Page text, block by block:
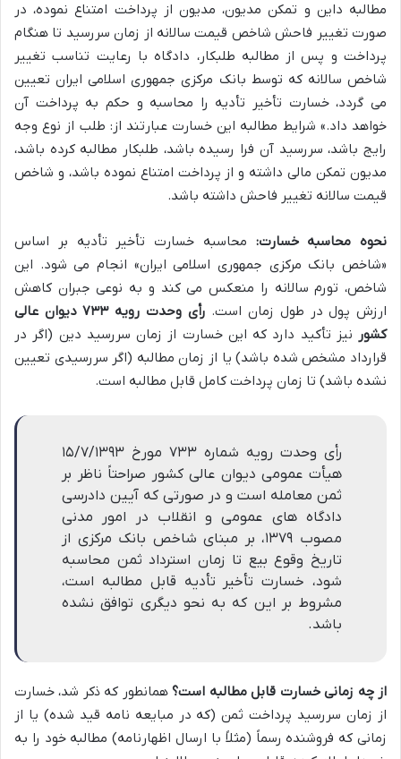
مطالبه داین و تمکن مدیون، مدیون از پرداخت امتناع نموده، در
صورت تغییر فاحش شاخص قیمت سالانه از زمان سررسید تا هنگام
پرداخت و پس از مطالبه طلبکار، دادگاه با رعایت تناسب تغییر
شاخص سالانه که توسط بانک مرکزی جمهوری اسلامی ایران تعیین
می گردد، خسارت تأخیر تأدیه را محاسبه و حکم به پرداخت آن
خواهد داد.» شرایط مطالبه این خسارت عبارتند از: طلب از نوع وجه
رایج باشد، سررسید آن فرا رسیده باشد، طلبکار مطالبه کرده باشد،
مدیون تمکن مالی داشته و از پرداخت امتناع نموده باشد، و شاخص
قیمت سالانه تغییر فاحش داشته باشد.
نحوه محاسبه خسارت: محاسبه خسارت تأخیر تأدیه بر اساس
«شاخص بانک مرکزی جمهوری اسلامی ایران» انجام می شود. این
شاخص، تورم سالانه را منعکس می کند و به نوعی جبران کاهش
ارزش پول در طول زمان است.
رأی وحدت رویه ۷۳۳ دیوان عالی
کشور نیز تأکید دارد که این خسارت از زمان سررسید دین (اگر در
قرارداد مشخص شده باشد) یا از زمان مطالبه (اگر سررسیدی تعیین
نشده باشد) تا زمان پرداخت کامل قابل مطالبه است.
رأی وحدت رویه شماره ۷۳۳ مورخ ۱۵/۷/۱۳۹۳
هیأت عمومی دیوان عالی کشور صراحتاً ناظر بر
ثمن معامله است و در صورتی که آیین دادرسی
دادگاه های عمومی و انقلاب در امور مدنی
مصوب ۱۳۷۹، بر مبنای شاخص بانک مرکزی از
تاریخ وقوع بیع تا زمان استرداد ثمن محاسبه
شود، خسارت تأخیر تأدیه قابل مطالبه است،
مشروط بر این که به نحو دیگری توافق نشده
باشد.
از چه زمانی خسارت قابل مطالبه است؟همانطور که ذکر شد، خسارت
از زمان سررسید پرداخت ثمن (که در مبایعه نامه قید شده) یا از
زمانی که فروشنده رسماً (مثلاً با ارسال اظهارنامه) مطالبه خود را به